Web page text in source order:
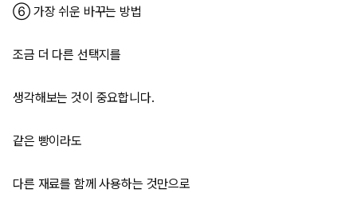
⑥ 가장 쉬운 바꾸는 방법
조금 더 다른 선택지를
생각해보는 것이 중요합니다.
같은 빵이라도
다른 재료를 함께 사용하는 것만으로